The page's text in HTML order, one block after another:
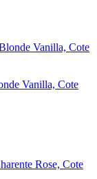
Vanilla, Cote